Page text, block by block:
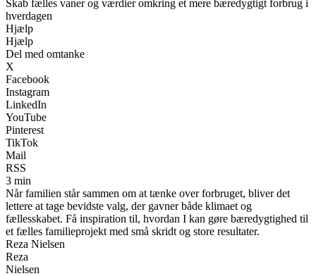
Skab fælles vaner og værdier omkring et mere bæredygtigt forbrug i
hverdagen
Hjælp
Hjælp
Del med omtanke
X
Facebook
Instagram
LinkedIn
YouTube
Pinterest
TikTok
Mail
RSS
3 min
Når familien står sammen om at tænke over forbruget, bliver det
lettere at tage bevidste valg, der gavner både klimaet og
fællesskabet. Få inspiration til, hvordan I kan gøre bæredygtighed til
et fælles familieprojekt med små skridt og store resultater.
Reza Nielsen
Reza
Nielsen